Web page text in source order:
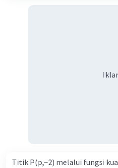
Titik P(p,−2) melalui fungsi